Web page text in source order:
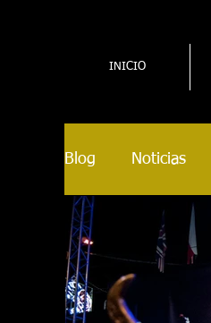
INICIO
Blog Noticias
Flamenco
Festival 2019